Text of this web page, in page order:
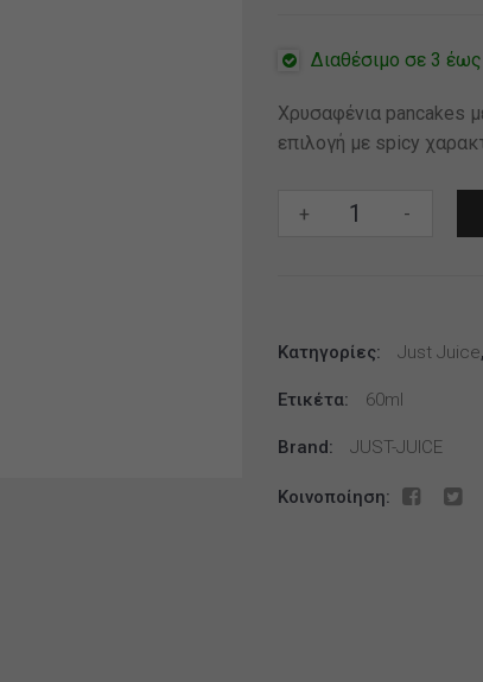
Διαθέσιμο σε 3
Χρυσαφένια pancakes
επιλογή με spicy
+
Just
12ml/60ml
-
Κατηγορίες: Just Juice,
Ετικέτα: 60ml
Brand: JUST-JUICE
Κοινοποίηση: